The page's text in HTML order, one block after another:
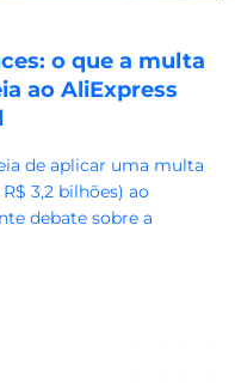
o que a multa
ao AliExpress
de aplicar uma multa
3,2 bilhões) ao
debate sobre a